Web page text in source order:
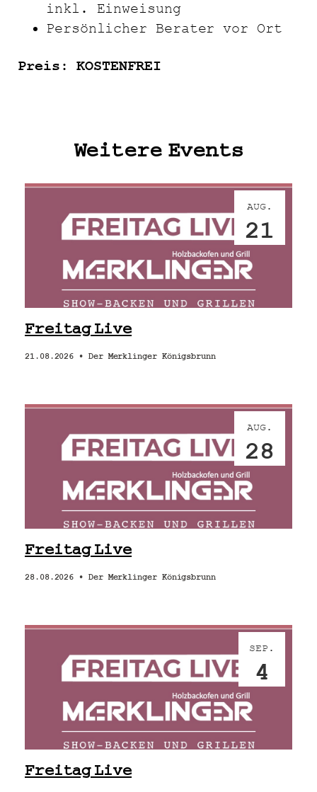
inkl. Einweisung
Persönlicher Berater vor Ort
Preis: KOSTENFREI
Weitere Events
AUG.
21
Freitag Live
21.08.2026 • Der Merklinger Königsbrunn
AUG.
28
Freitag Live
28.08.2026 • Der Merklinger Königsbrunn
SEP.
4
Freitag Live